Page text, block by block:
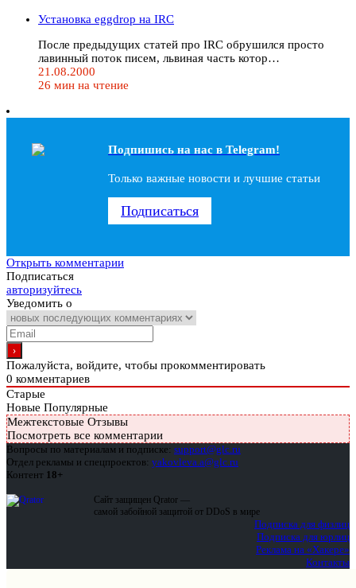
Установка eggdrop на IRC
После предыдущих статей про IRC обрушился просто
лавинный поток писем, львиная часть котор…
21.08.2000
26 мин на чтение
Подпишись на наc в Telegram!
Только важные новости и лучшие статьи
Подписаться
Открыть комментарии
Подписаться
авторизуйтесь
Уведомить о
Пожалуйста, войдите, чтобы прокомментировать
0 комментариев
Старые
Новые Популярные
Межтекстовые Отзывы
Посмотреть все комментарии
Вопросы по материалам и подписке: support@glc.ru
Отдел рекламы и спецпроектов: yakovleva.a@glc.ru
Контент 18+
Сайт защищен Qrator —
самой забойной защитой от DDoS в мире
Подписка для физлиц
Подписка для юрлиц
Реклама на «Хакере»
Контакты